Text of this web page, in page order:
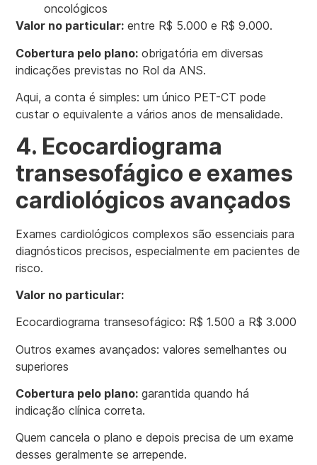
oncológicos
Valor no particular: entre R$ 5.000 e R$ 9.000.
Cobertura pelo plano: obrigatória em diversas
indicações previstas no Rol da ANS.
Aqui, a conta é simples: um único PET-CT pode
custar o equivalente a vários anos de mensalidade.
4. Ecocardiograma
transesofágico e exames
cardiológicos avançados
Exames cardiológicos complexos são essenciais para
diagnósticos precisos, especialmente em pacientes de
risco.
Valor no particular:
Ecocardiograma transesofágico: R$ 1.500 a R$ 3.000
Outros exames avançados: valores semelhantes ou
superiores
Cobertura pelo plano: garantida quando há
indicação clínica correta.
Quem cancela o plano e depois precisa de um exame
desses geralmente se arrepende.